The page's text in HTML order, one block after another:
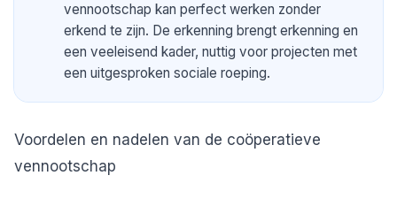
vennootschap kan perfect werken zonder
erkend te zijn. De erkenning brengt erkenning en
een veeleisend kader, nuttig voor projecten met
een uitgesproken sociale roeping.
Voordelen en nadelen van de coöperatieve
vennootschap